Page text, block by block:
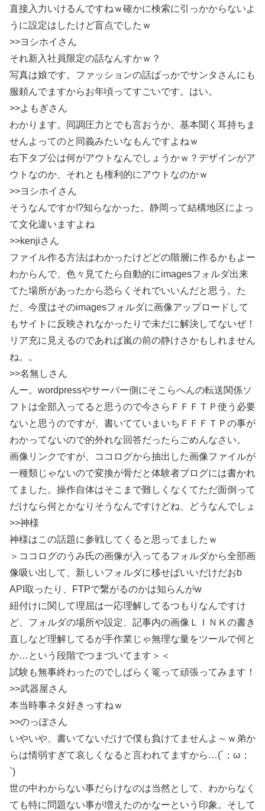
直接入力いけるんですねｗ確かに検索に引っかからないよ
うに設定はしたけど盲点でしたｗ
>>ヨシホイさん
それ新入社員限定の話なんすかｗ？
写真は娘です。ファッションの話ばっかでサンタさんにも
服頼んでますからお年頃ってすごいです。はい。
>>よもぎさん
わかります。同調圧力とでも言おうか、基本聞く耳持ちま
せんよってのと同義みたいなもんですよねｗ
右下タプ公は何がアウトなんでしょうかｗ？デザインがア
ウトなのか、それとも権利的にアウトなのかｗ
>>ヨシホイさん
そうなんですか!?知らなかった。静岡って結構地区によっ
て文化違いますよね
>>kenjiさん
ファイル作る方法はわかったけどどの階層に作るかもよー
わからんで、色々見てたら自動的にimagesフォルダ出来
てた場所があったから恐らくそれでいいんだと思う。た
だ、今度はそのimagesフォルダに画像アップロードして
もサイトに反映されなかったりで未だに解決してないぜ！
リア充に見えるのであれば嵐の前の静けさかもしれません
ね。。
>>名無しさん
んー。wordpressやサーバー側にそこらへんの転送関係ソ
フトは全部入ってると思うので今さらＦＦＦＴＰ使う必要
ないと思うのですが、書いてていまいちＦＦＦＴＰの事が
わかってないので的外れな回答だったらごめんなさい。
画像リンクですが、ココログから抽出した画像ファイルが
一種類じゃないので変換が骨だと体験者ブログには書かれ
てました。操作自体はそこまで難しくなくてただ面倒って
だけなら何とかなりそうなんですけどね、どうなんでしょ
>>神様
神様はこの話題に参戦してくると思ってましたｗ
＞ココログのうみ氏の画像が入ってるフォルダから全部画
像吸い出して、新しいフォルダに移せばいいだけだおb
API取ったり、FTPで繋がるのかは知らんがw
紐付けに関して理屈は一応理解してるつもりなんですけ
ど、フォルダの場所や設定、記事内の画像ＬＩＮＫの書き
直しなど理解してるが手作業じゃ無理な量をツールで何と
か…という段階でつまづいてます＞＜
試験も無事終わったのでしばらく篭って頑張ってみます！
>>武器屋さん
本当時事ネタ好きっすねｗ
>>のっぽさん
いやいや、書いてないだけで僕も負けてませんよ～ｗ弟か
らは情弱すぎて哀しくなると言われてますから…(´；ω；
`)
世の中わからない事だらけなのは当然として、わからなく
ても特に問題ない事が増えたのかなーという印象。そして